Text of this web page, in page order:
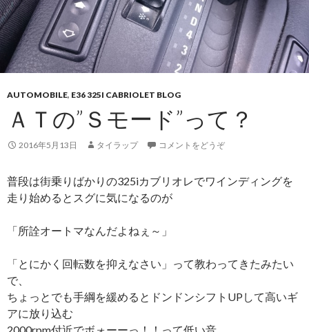
AUTOMOBILE, E36 325I CABRIOLET BLOG
ＡＴの”Ｓモード”って？
2016年5月13日 タイラップ コメントをどうぞ
普段は街乗りばかりの325iカブリオレでワインディングを
走り始めるとスグに気になるのが
「所詮オートマなんだよねぇ～」
「とにかく回転数を抑えなさい」って教わってきたみたい
で、
ちょっとでも手綱を緩めるとドンドンシフトUPして高いギ
アに放り込む